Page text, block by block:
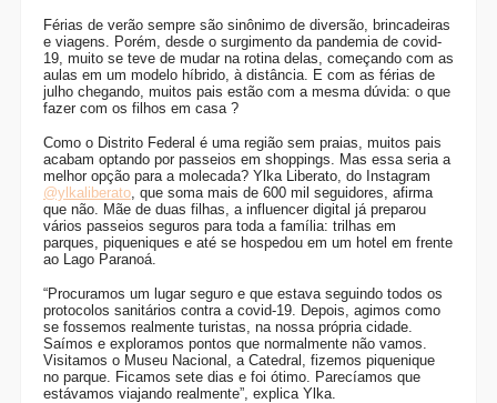
Férias de verão sempre são sinônimo de diversão, brincadeiras
e viagens. Porém, desde o surgimento da pandemia de covid-
19, muito se teve de mudar na rotina delas, começando com as
aulas em um modelo híbrido, à distância. E com as férias de
julho chegando, muitos pais estão com a mesma dúvida: o que
fazer com os filhos em casa ?
Como o Distrito Federal é uma região sem praias, muitos pais
acabam optando por passeios em shoppings. Mas essa seria a
melhor opção para a molecada? Ylka Liberato, do Instagram
@ylkaliberato, que soma mais de 600 mil seguidores, afirma
que não. Mãe de duas filhas, a influencer digital já preparou
vários passeios seguros para toda a família: trilhas em
parques, piqueniques e até se hospedou em um hotel em frente
ao Lago Paranoá.
“Procuramos um lugar seguro e que estava seguindo todos os
protocolos sanitários contra a covid-19. Depois, agimos como
se fossemos realmente turistas, na nossa própria cidade.
Saímos e exploramos pontos que normalmente não vamos.
Visitamos o Museu Nacional, a Catedral, fizemos piquenique
no parque. Ficamos sete dias e foi ótimo. Parecíamos que
estávamos viajando realmente”, explica Ylka.